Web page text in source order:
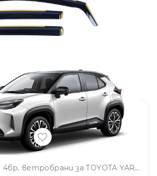
Комплект от 4бр. ветробрани за TOYOTA YARIS CROSS 5D (XP210) 2020 г. +